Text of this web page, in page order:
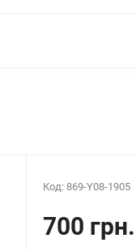
Код: 869-Y08-1905
700 грн.